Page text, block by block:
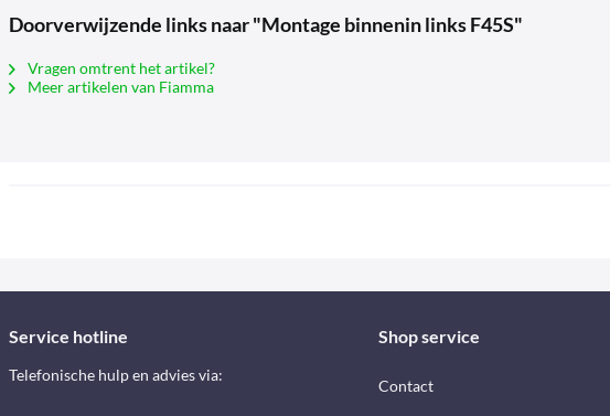
Doorverwijzende links naar "Montage binnenin links F45S"
Vragen omtrent het artikel?
Meer artikelen van Fiamma
Service hotline
Telefonische hulp en advies via:
Shop service
Contact